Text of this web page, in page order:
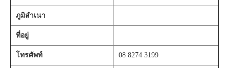
ภูมิลำเนา
ที่อยู่
โทรศัพท์ 08 8274 3199